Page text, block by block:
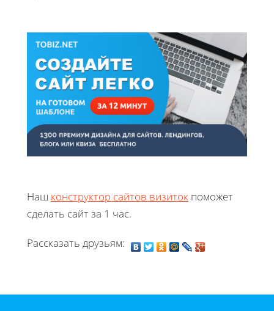
Наш конструктор сайтов визиток поможет
сделать сайт за 1 час.
Рассказать друзьям: